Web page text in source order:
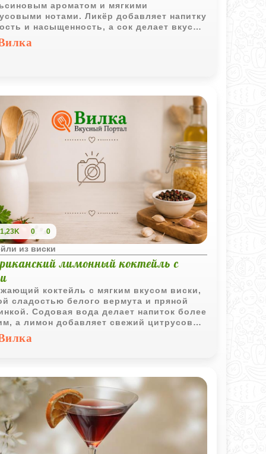
ароматом и мягкими
нотами. Ликёр добавляет напитку
и насыщенность, а сок делает вкус
свежим и лёгким.
1,23K 0 0
из виски
лимонный коктейль с
коктейль с мягким вкусом виски,
сладостью белого вермута и пряной
Содовая вода делает напиток более
а лимон добавляет свежий цитрусовый